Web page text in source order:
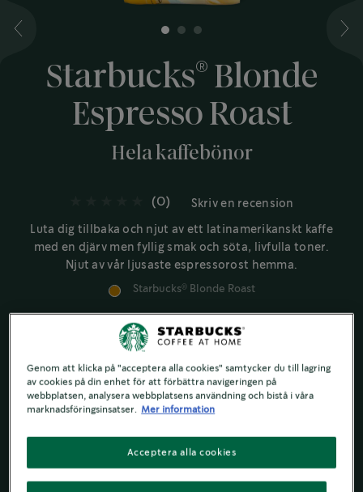
Starbucks® Blonde
Espresso Roast
Hela kaffebönor
(0) Skriv en recension
Luta dig tillbaka och njut av ett latinamerikanskt kaffe
med en djärv men fyllig smak och söta, livfulla toner.
Njut av vår ljusaste espressorost hemma.
Starbucks®Blonde Roast
Lena och söta toner
Nespresso
1 2
Genom att klicka på "acceptera alla cookies" samtycker du till lagring
av cookies på din enhet för att förbättra navigeringen på
webbplatsen, analysera webbplatsens användning och bistå i våra
marknadsföringsinsatser.
Mer information
Acceptera alla cookies